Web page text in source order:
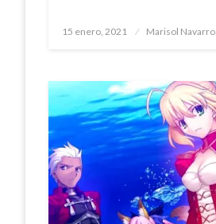
Publicado
15 enero, 2021 Marisol Navarro